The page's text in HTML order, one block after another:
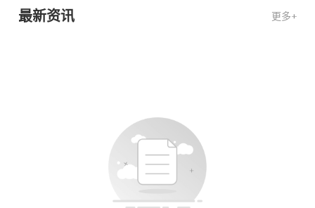
最新资讯 更多+